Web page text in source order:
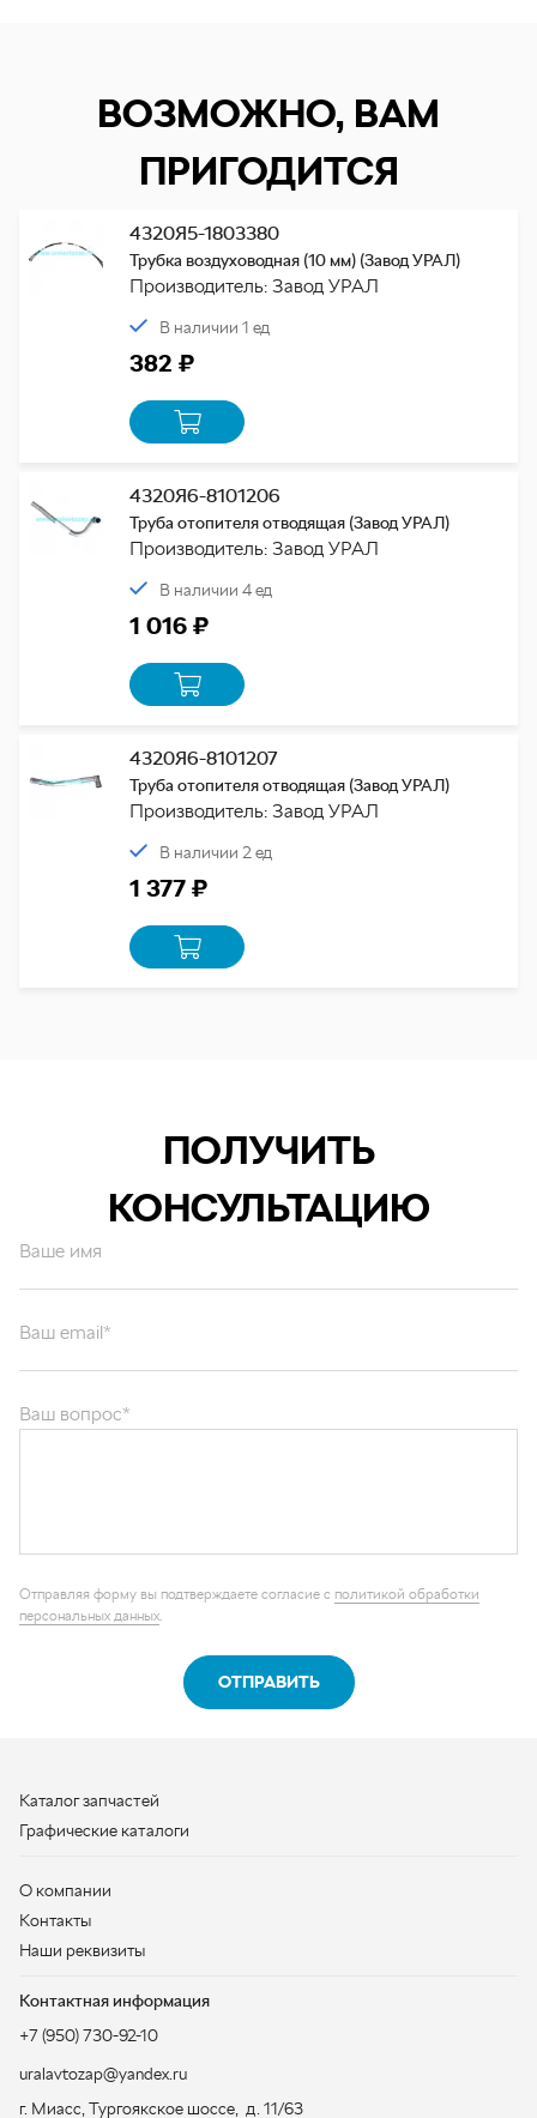
ВОЗМОЖНО, ВАМ
ПРИГОДИТСЯ
4320Я5-1803380
Трубка воздуховодная (10 мм) (Завод УРАЛ)
Производитель: Завод УРАЛ
В наличии 1 ед
382 ₽
4320Я6-8101206
Труба отопителя отводящая (Завод УРАЛ)
Производитель: Завод УРАЛ
В наличии 4 ед
1 016 ₽
4320Я6-8101207
Труба отопителя отводящая (Завод УРАЛ)
Производитель: Завод УРАЛ
В наличии 2 ед
1 377 ₽
ПОЛУЧИТЬ
КОНСУЛЬТАЦИЮ
Ваше имя
персональных данных
Каталог запчастей
Контактная информация
+7 (950) 730-92-10
uralavtozap@yandex.ru
г. Миасс, Тургоякское шоссе, д. 11/63
Полная контактная информация